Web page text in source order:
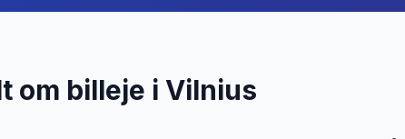
om billeje i Vilnius